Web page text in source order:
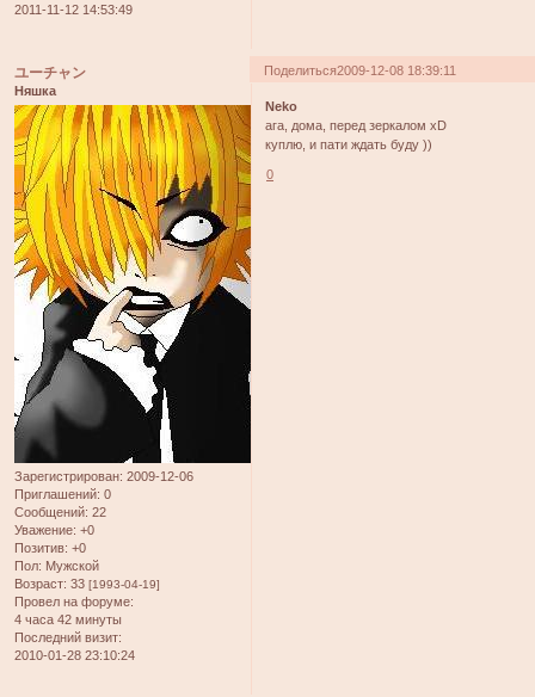
2011-11-12 14:53:49
Поделиться2009-12-08 18:39:11
ユーチャン
Няшка
Зарегистрирован: 2009-12-06
Приглашений: 0
Сообщений: 22
Уважение: +0
Позитив: +0
Пол: Мужской
Возраст: 33 [1993-04-19]
Провел на форуме:
4 часа 42 минуты
Последний визит:
2010-01-28 23:10:24
Neko
ага, дома, перед зеркалом xD
куплю, и пати ждать буду ))
0